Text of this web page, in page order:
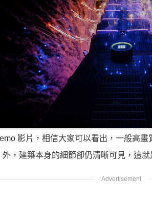
影片，相信大家可以看出，一般高
外，建築本身的細節卻仍清晰可見，這